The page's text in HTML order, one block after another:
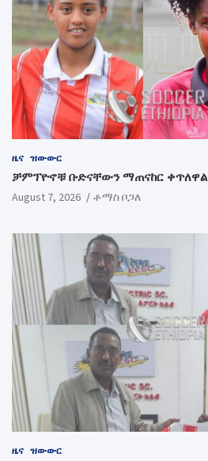
ዜና ዝውውር
ቻምፕዮኖቹ ቡድናቸውን ማጠናከር ቀጥለዋል
August 7, 2026 ቶማስ ቦጋለ
ዜና ዝውውር